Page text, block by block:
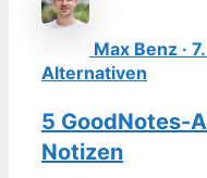
Max Benz ·
Alternativen
5 GoodNotes-
Notizen